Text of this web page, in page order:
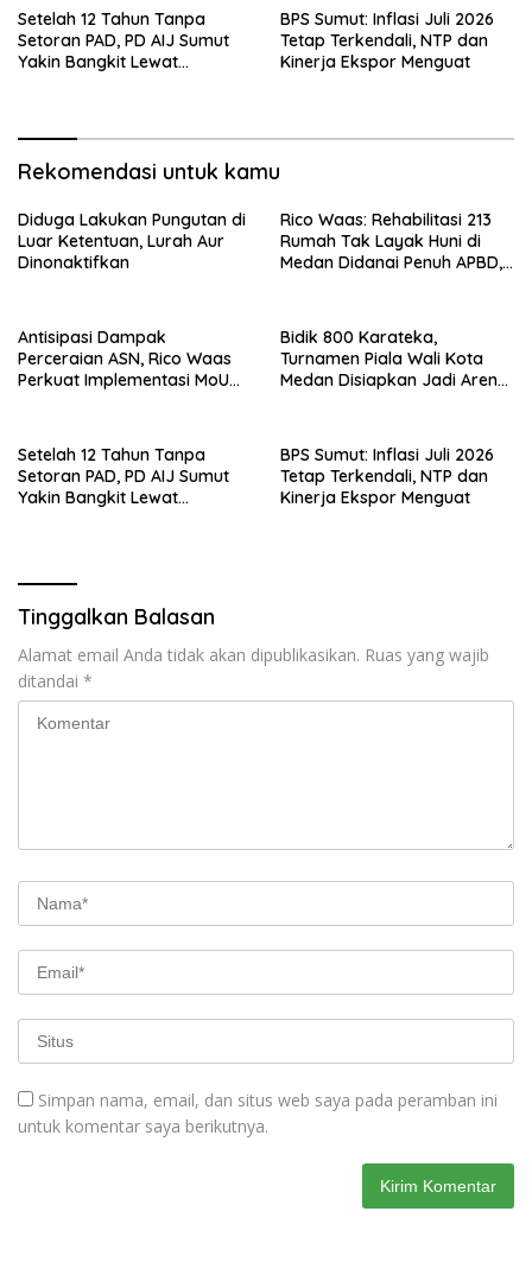
Setelah 12 Tahun Tanpa
Setoran PAD, PD AIJ Sumut
Yakin Bangkit Lewat
BPS Sumut: Inflasi Juli 2026
Tetap Terkendali, NTP dan
Kinerja Ekspor Menguat
Rekomendasi untuk kamu
Diduga Lakukan Pungutan di
Luar Ketentuan, Lurah Aur
Dinonaktifkan
Rico Waas: Rehabilitasi 213
Rumah Tak Layak Huni di
Medan Didanai Penuh APBD,
Antisipasi Dampak
Perceraian ASN, Rico Waas
Perkuat Implementasi MoU
Bidik 800 Karateka,
Turnamen Piala Wali Kota
Medan Disiapkan Jadi Arena
Setelah 12 Tahun Tanpa
Setoran PAD, PD AIJ Sumut
Yakin Bangkit Lewat
BPS Sumut: Inflasi Juli 2026
Tetap Terkendali, NTP dan
Kinerja Ekspor Menguat
Tinggalkan Balasan
Alamat email Anda tidak akan dipublikasikan. Ruas yang wajib
ditandai *
Simpan nama, email, dan situs web saya pada peramban ini
untuk komentar saya berikutnya.